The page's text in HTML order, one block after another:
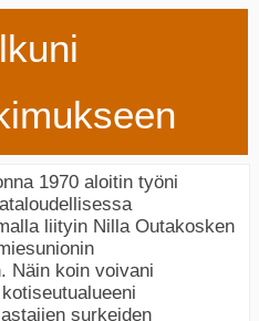
1970 aloitin työni
liityin Nilla Outakosken
Näin koin voivani
surkeiden